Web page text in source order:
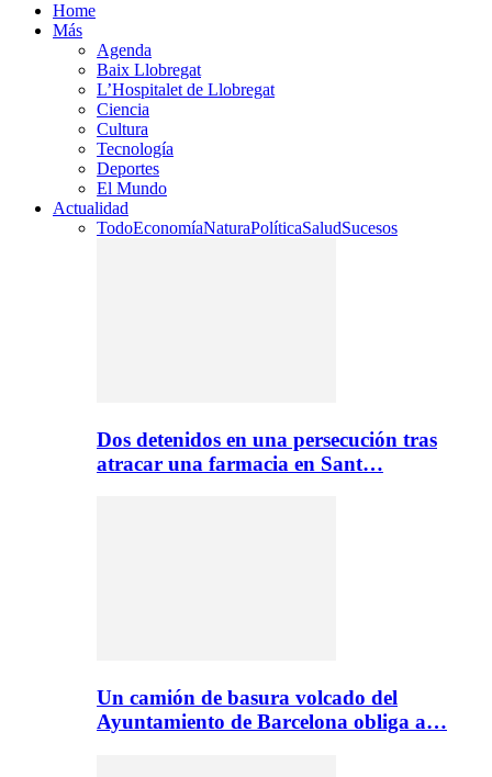
Home
Más
Agenda
Baix Llobregat
L’Hospitalet de Llobregat
Ciencia
Cultura
Tecnología
Deportes
El Mundo
Actualidad
TodoEconomíaNaturaPolíticaSaludSucesos
Dos detenidos en una persecución tras
atracar una farmacia en Sant…
Un camión de basura volcado del
Ayuntamiento de Barcelona obliga a…